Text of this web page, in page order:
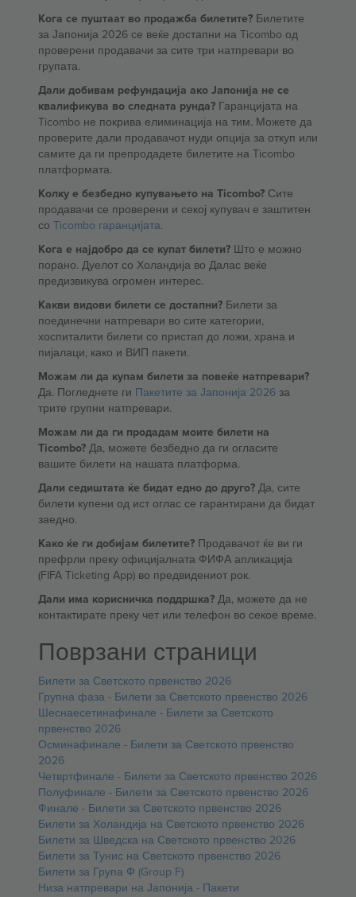
Кога се пуштаат во продажба билетите? Билетите
за Јапонија 2026 се веќе достапни на Ticombo од
проверени продавачи за сите три натпревари во
групата.
Дали добивам рефундација ако Јапонија не се
квалификува во следната рунда? Гаранцијата на
Ticombo не покрива елиминација на тим. Можете да
проверите дали продавачот нуди опција за откуп или
самите да ги препродадете билетите на Ticombo
платформата.
Колку е безбедно купувањето на Ticombo? Сите
продавачи се проверени и секој купувач е заштитен
со Ticombo гаранцијата.
Кога е најдобро да се купат билети? Што е можно
порано. Дуелот со Холандија во Далас веќе
предизвикува огромен интерес.
Какви видови билети се достапни? Билети за
поединечни натпревари во сите категории,
хоспиталити билети со пристап до ложи, храна и
пијалаци, како и ВИП пакети.
Можам ли да купам билети за повеќе натпревари?
Да. Погледнете ги Пакетите за Јапонија 2026 за
трите групни натпревари.
Можам ли да ги продадам моите билети на
Ticombo? Да, можете безбедно да ги огласите
вашите билети на нашата платформа.
Дали седиштата ќе бидат едно до друго? Да, сите
билети купени од ист оглас се гарантирани да бидат
заедно.
Како ќе ги добијам билетите? Продавачот ќе ви ги
префрли преку официјалната ФИФА апликација
(FIFA Ticketing App) во предвидениот рок.
Дали има корисничка поддршка? Да, можете да не
контактирате преку чет или телефон во секое време.
Поврзани страници
Билети за Светското првенство 2026
Групна фаза - Билети за Светското првенство 2026
Шеснаесетинафинале - Билети за Светското
првенство 2026
Осминафинале - Билети за Светското првенство
2026
Четвртфинале - Билети за Светското првенство 2026
Полуфинале - Билети за Светското првенство 2026
Финале - Билети за Светското првенство 2026
Билети за Холандија на Светското првенство 2026
Билети за Шведска на Светското првенство 2026
Билети за Тунис на Светското првенство 2026
Билети за Група Ф (Group F)
Низа натпревари на Јапонија - Пакети